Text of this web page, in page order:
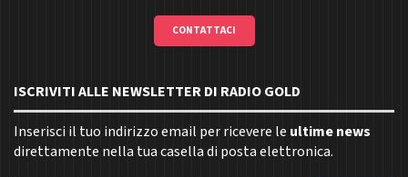
CONTATTACI
ISCRIVITI ALLE NEWSLETTER DI RADIO GOLD
Inserisci il tuo indirizzo email per ricevere le ultime news
direttamente nella tua casella di posta elettronica.